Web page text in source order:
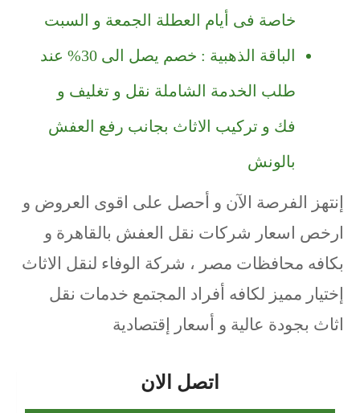
خاصة فى أيام العطلة الجمعة و السبت
الباقة الذهبية : خصم يصل الى 30% عند
طلب الخدمة الشاملة نقل و تغليف و
فك و تركيب الاثاث بجانب رفع العفش
بالونش
إنتهز الفرصة الآن و أحصل على اقوى العروض و
ارخص اسعار شركات نقل العفش بالقاهرة و
بكافه محافظات مصر ، شركة الوفاء لنقل الاثاث
إختيار مميز لكافه أفراد المجتمع خدمات نقل
اثاث بجودة عالية و أسعار إقتصادية
اتصل الان